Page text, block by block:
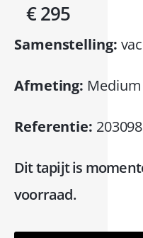
€ 295
Samenstelling:
Afmeting: Medium
Referentie: 203098
Dit tapijt is
voorraad.